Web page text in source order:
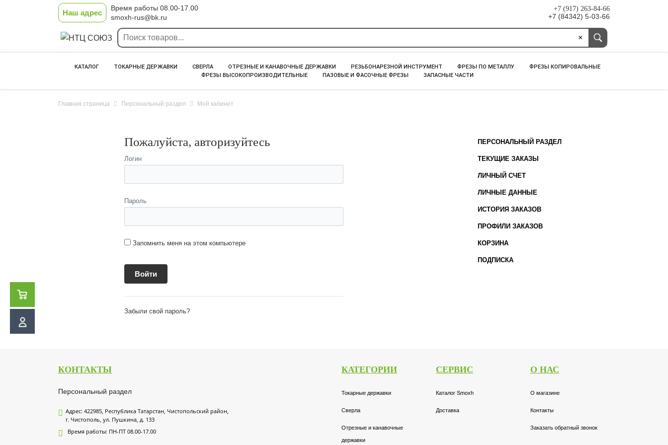
Наш адрес
Время работы 08.00-17.00
smoxh-rus@bk.ru
+7 (917) 263-84-66
+7 (84342) 5-03-66
×
КАТАЛОГ ТОКАРНЫЕ ДЕРЖАВКИ СВЕРЛА ОТРЕЗНЫЕ И КАНАВОЧНЫЕ ДЕРЖАВКИ РЕЗЬБОНАРЕЗНОЙ ИНСТРУМЕНТ ФРЕЗЫ ПО МЕТАЛЛУ
ФРЕЗЫ КОПИРОВАЛЬНЫЕ
ФРЕЗЫ ВЫСОКОПРОИЗВОДИТЕЛЬНЫЕ
ПАЗОВЫЕ И ФАСОЧНЫЕ ФРЕЗЫ ЗАПАСНЫЕ ЧАСТИ
Главная страница Персональный раздел Мой кабинет
ПЕРСОНАЛЬНЫЙ РАЗДЕЛ
ТЕКУЩИЕ ЗАКАЗЫ
ЛИЧНЫЙ СЧЕТ
ЛИЧНЫЕ ДАННЫЕ
ИСТОРИЯ ЗАКАЗОВ
ПРОФИЛИ ЗАКАЗОВ
КОРЗИНА
ПОДПИСКА
Пожалуйста, авторизуйтесь
Логин
Пароль
Запомнить меня на этом компьютере
Забыли свой пароль?
КОНТАКТЫ
Персональный раздел
Адрес: 422985, Республика Татарстан, Чистопольский район,
г. Чистополь, ул. Пушкина, д. 133
Время работы: ПН-ПТ 08.00-17.00
КАТЕГОРИИ
Токарные державки
Сверла
Отрезные и канавочные
державки
СЕРВИС
Каталог Smoxh
Доставка
О НАС
О магазине
Контакты
Заказать обратный звонок